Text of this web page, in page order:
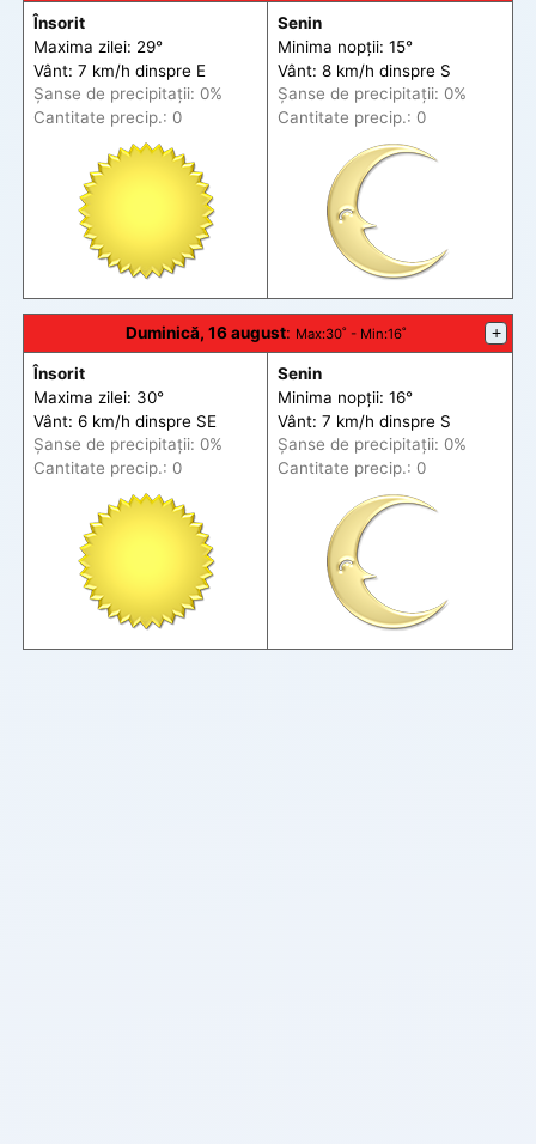
Însorit
Maxima zilei: 29°
Vânt: 7 km/h dinspre E
Șanse de precipitații: 0%
Cantitate precip.: 0
Senin
Minima nopții: 15°
Vânt: 8 km/h dinspre S
Șanse de precipitații: 0%
Cantitate precip.: 0
Duminică, 16 august: Max:30˚ - Min:16˚ +
Însorit
Maxima zilei: 30°
Vânt: 6 km/h dinspre SE
Șanse de precipitații: 0%
Cantitate precip.: 0
Senin
Minima nopții: 16°
Vânt: 7 km/h dinspre S
Șanse de precipitații: 0%
Cantitate precip.: 0